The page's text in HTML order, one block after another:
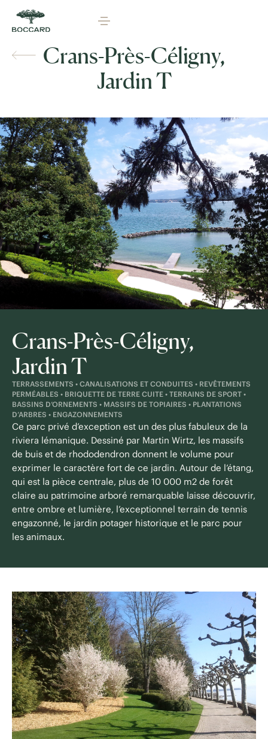
Crans-Près-Céligny,
Jardin T
Crans-Près-Céligny,
Jardin T
TERRASSEMENTS • CANALISATIONS ET CONDUITES • REVÊTEMENTS
PERMÉABLES • BRIQUETTE DE TERRE CUITE • TERRAINS DE SPORT •
BASSINS D’ORNEMENTS • MASSIFS DE TOPIAIRES • PLANTATIONS
D’ARBRES • ENGAZONNEMENTS
Ce parc privé d’exception est un des plus fabuleux de la
riviera lémanique. Dessiné par Martin Wirtz, les massifs
de buis et de rhododendron donnent le volume pour
exprimer le caractère fort de ce jardin. Autour de l’étang,
qui est la pièce centrale, plus de 10 000 m2 de forêt
claire au patrimoine arboré remarquable laisse découvrir,
entre ombre et lumière, l’exceptionnel terrain de tennis
engazonné, le jardin potager historique et le parc pour
les animaux.